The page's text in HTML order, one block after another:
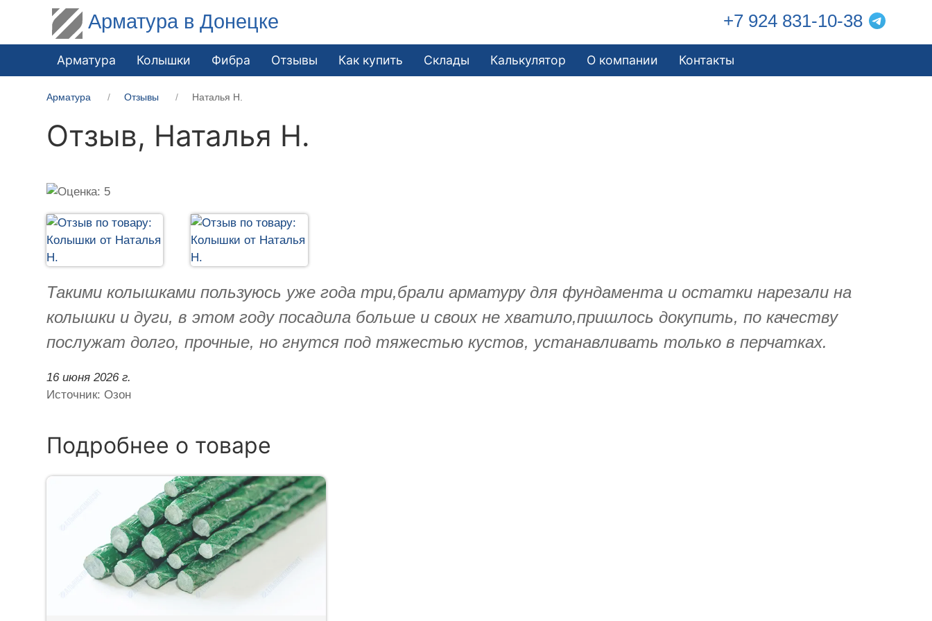
Арматура в Донецке +7 924 831-10-38
Арматура Колышки Фибра Отзывы Как купить Склады Калькулятор О компании Контакты
Арматура Отзывы Наталья Н.
Отзыв, Наталья Н.
Такими колышками пользуюсь уже года три,брали арматуру для фундамента и остатки нарезали на
колышки и дуги, в этом году посадила больше и своих не хватило,пришлось докупить, по качеству
послужат долго, прочные, но гнутся под тяжестью кустов, устанавливать только в перчатках.
16 июня 2026 г.
Источник: Озон
Подробнее о товаре